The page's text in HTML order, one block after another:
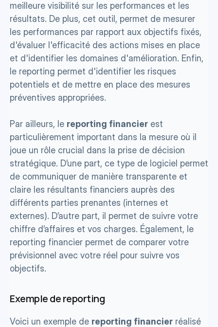
meilleure visibilité sur les performances et les
résultats. De plus, cet outil, permet de mesurer
les performances par rapport aux objectifs fixés,
d'évaluer l'efficacité des actions mises en place
et d'identifier les domaines d'amélioration. Enfin,
le reporting permet d'identifier les risques
potentiels et de mettre en place des mesures
préventives appropriées.
Par ailleurs, le reporting financier est
particulièrement important dans la mesure où il
joue un rôle crucial dans la prise de décision
stratégique. D’une part, ce type de logiciel permet
de communiquer de manière transparente et
claire les résultants financiers auprès des
différents parties prenantes (internes et
externes). D’autre part, il permet de suivre votre
chiffre d’affaires et vos charges. Également, le
reporting financier permet de comparer votre
prévisionnel avec votre réel pour suivre vos
objectifs.
Exemple de reporting
Voici un exemple de reporting financier réalisé